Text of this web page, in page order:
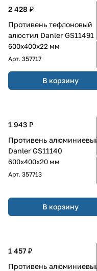
2 428 ₽
Противень тефлоновый
алюстил Danler GS11491
600х400х22 мм
Арт. 357717
В корзину
1 943 ₽
Противень алюминиевый
Danler GS11140
600х400х20 мм
Арт. 357713
В корзину
1 457 ₽
Противень алюминиевый